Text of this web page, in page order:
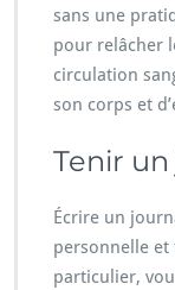
sans une
pour relâcher
circulation
son corps et
Tenir
Écrire un
personnelle
particulier,